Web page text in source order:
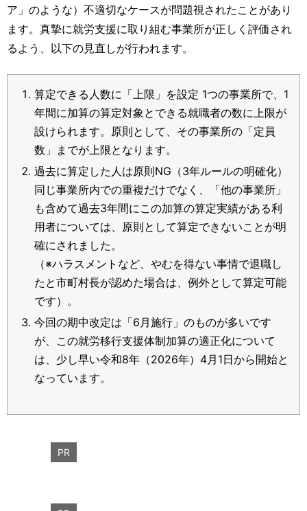
ア」のような）不適切なケースが問題視されたことがあり
ます。真摯に就労支援に取り組む事業所が正しく評価され
るよう、以下の見直しが行われます。
算定できる人数に「上限」を設定 1つの事業所で、1
年間に加算の算定対象とできる就職者の数に上限が
設けられます。原則として、その事業所の「定員
数」までが上限となります。
過去に算定した人は原則NG（3年ルールの明確化）
同じ事業所内での重複だけでなく、「他の事業所」
も含めて過去3年間にこの加算の算定実績がある利
用者については、原則として算定できないことが明
確にされました。
（※ハラスメントなど、やむを得ない事情で退職し
たと市町村長が認めた場合は、例外として算定可能
です）。
今回の期中改定は「6月施行」のものが多いです
が、この就労移行支援体制加算の適正化について
は、少し早い令和8年（2026年）4月1日から開始と
なっています。
PR